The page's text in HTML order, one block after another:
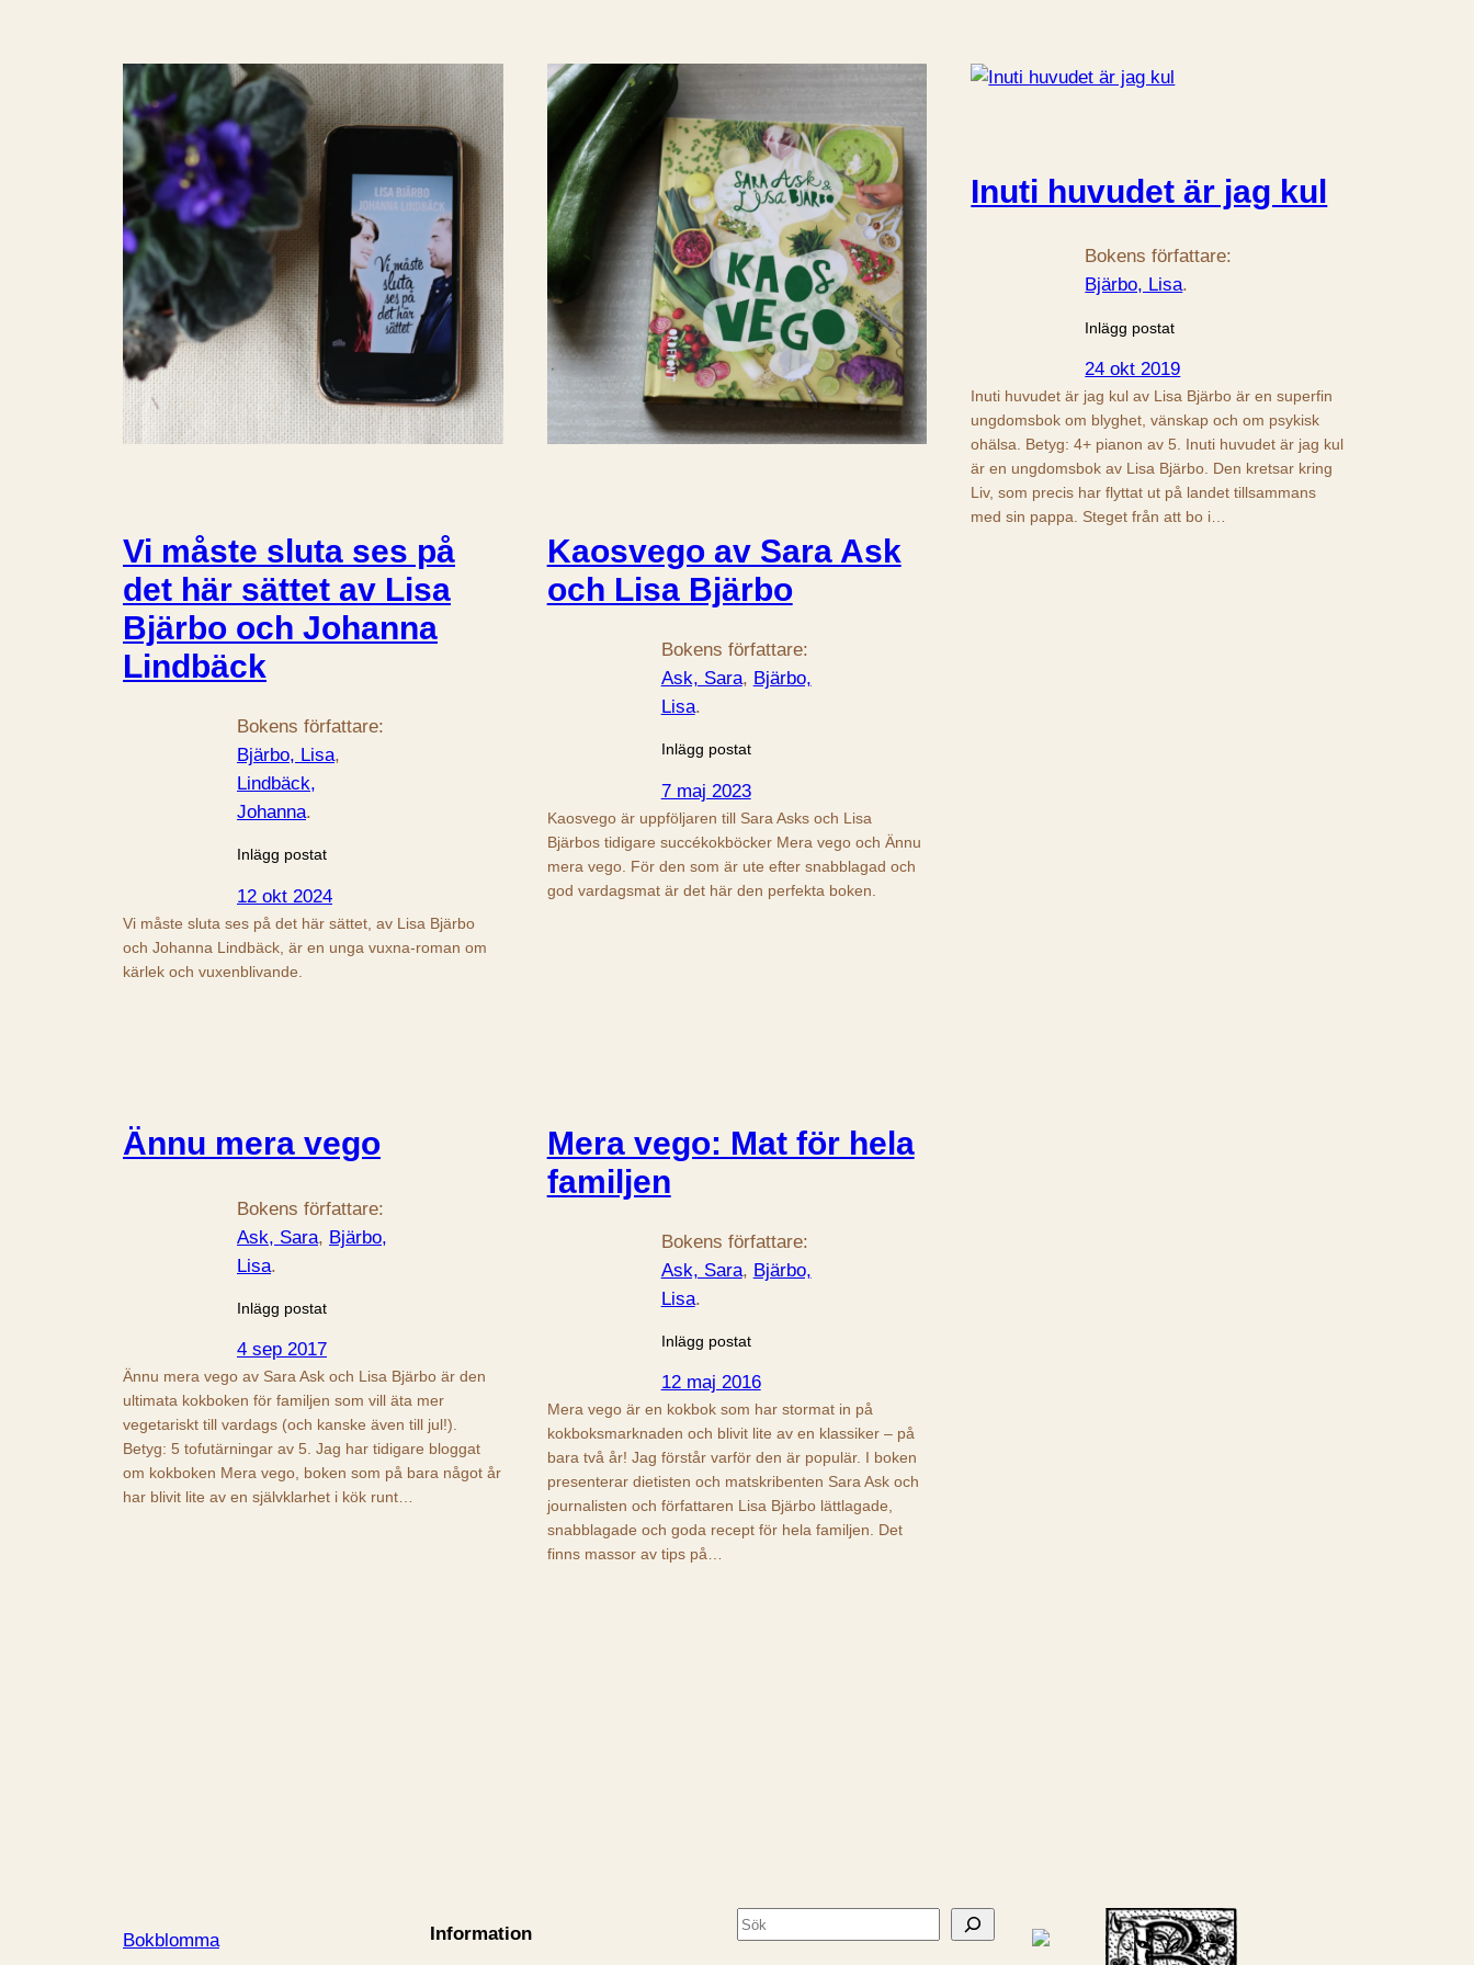
Vi måste sluta ses på
det här sättet av Lisa
Bjärbo och Johanna
Lindbäck
Bokens författare:
Bjärbo, Lisa
Lindbäck,
Johanna.
Inlägg postat
12 okt 2024
Vi måste sluta ses på det här sättet, av Lisa Bjärbo
och Johanna Lindbäck, är en unga vuxna-roman om
kärlek och vuxenblivande.
Kaosvego av Sara Ask
och Lisa Bjärbo
Bokens författare:
Ask, Sara, Bjärbo,
Lisa.
Inlägg postat
7 maj 2023
Kaosvego är uppföljaren till Sara Asks och Lisa
Bjärbos tidigare succékokböcker Mera vego och Ännu
mera vego. För den som är ute efter snabblagad och
god vardagsmat är det här den perfekta boken.
Inuti huvudet är jag kul
Bokens författare:
Bjärbo, Lisa.
Inlägg postat
24 okt 2019
Inuti huvudet är jag kul av Lisa Bjärbo är en superfin
ungdomsbok om blyghet, vänskap och om psykisk
ohälsa. Betyg: 4+ pianon av 5. Inuti huvudet är jag kul
är en ungdomsbok av Lisa Bjärbo. Den kretsar kring
Liv, som precis har flyttat ut på landet tillsammans
med sin pappa. Steget från att bo i…
Ännu mera vego
Bokens författare:
Ask, Sara, Bjärbo,
Lisa.
Inlägg postat
4 sep 2017
Ännu mera vego av Sara Ask och Lisa Bjärbo är den
ultimata kokboken för familjen som vill äta mer
vegetariskt till vardags (och kanske även till jul!).
Betyg: 5 tofutärningar av 5. Jag har tidigare bloggat
om kokboken Mera vego, boken som på bara något år
har blivit lite av en självklarhet i kök runt…
Mera vego: Mat för hela
familjen
Bokens författare:
Ask, Sara, Bjärbo,
Lisa.
Inlägg postat
12 maj 2016
Mera vego är en kokbok som har stormat in på
kokboksmarknaden och blivit lite av en klassiker – på
bara två år! Jag förstår varför den är populär. I boken
presenterar dietisten och matskribenten Sara Ask och
journalisten och författaren Lisa Bjärbo lättlagade,
snabblagade och goda recept för hela familjen. Det
finns massor av tips på…
Bokblomma Information
S